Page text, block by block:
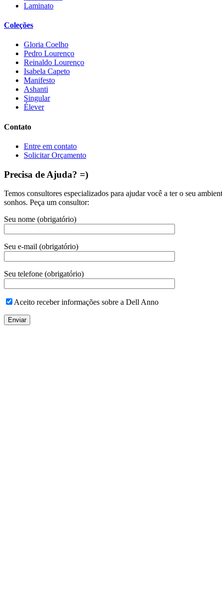
Laminato
Coleções
Gloria Coelho
Pedro Lourenço
Reinaldo Lourenço
Isabela Capeto
Manifesto
Ashanti
Singular
Élever
Contato
Entre em contato
Solicitar Orçamento
Precisa de Ajuda? =)
Temos consultores especializados para ajudar você a ter o seu
sonhos. Peça um consultor:
Seu nome (obrigatório)
Seu e-mail (obrigatório)
Seu telefone (obrigatório)
Aceito receber informações sobre a Dell Anno